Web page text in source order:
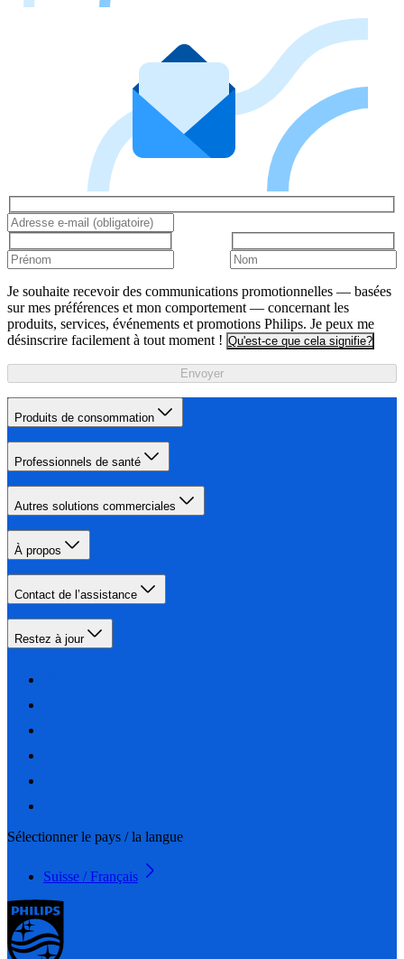
Je souhaite recevoir des communications promotionnelles — basées
sur mes préférences et mon comportement — concernant les
produits, services, événements et promotions Philips. Je peux me
désinscrire facilement à tout moment ! Qu'est-ce que cela signifie?
Envoyer
Produits de consommation
Professionnels de santé
Autres solutions commerciales
À propos
Contact de l’assistance
Restez à jour
Sélectionner le pays / la langue
Suisse / Français